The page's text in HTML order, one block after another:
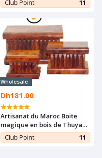
Club Point: 11
Wholesale
Dh181.00
Artisanat du Maroc Boite
magique en bois de Thuya
taille Large
Club Point: 11